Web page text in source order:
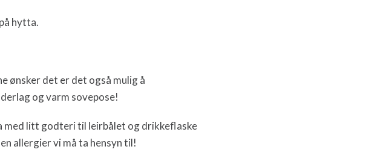
hytta.
ønsker det er det også mulig å
og varm sovepose!
med litt godteri til leirbålet og drikkeflaske
allergier vi må ta hensyn til!